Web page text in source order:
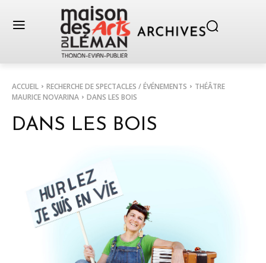
ACCUEIL RECHERCHE DE SPECTACLES / ÉVÉNEMENTS
THÉÂTRE
MAURICE NOVARINA
DANS LES BOIS
DANS LES BOIS